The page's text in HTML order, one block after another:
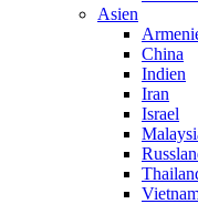
Asien
China
Indien
Iran
Israel